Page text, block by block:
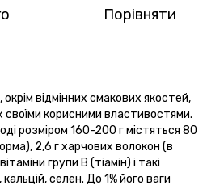
Порівняти
відмінних смакових якостей,
корисними властивостями.
розміром 160-200 г містяться 80
2,6 г харчових волокон (в
групи В (тіамін) і такі
селен. До 1% його ваги